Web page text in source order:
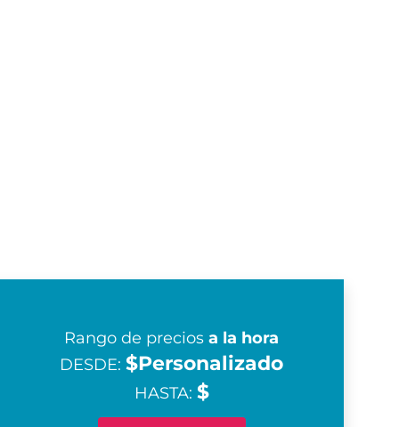
Rango de preciosa la hora
DESDE:$Personalizado
HASTA: $